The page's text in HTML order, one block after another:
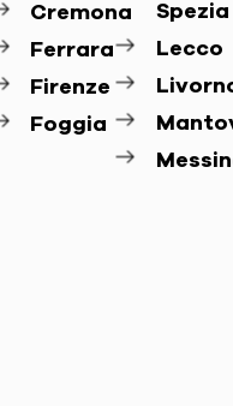
Cremona
Ferrara
Firenze
Foggia
Spezia
Lecco